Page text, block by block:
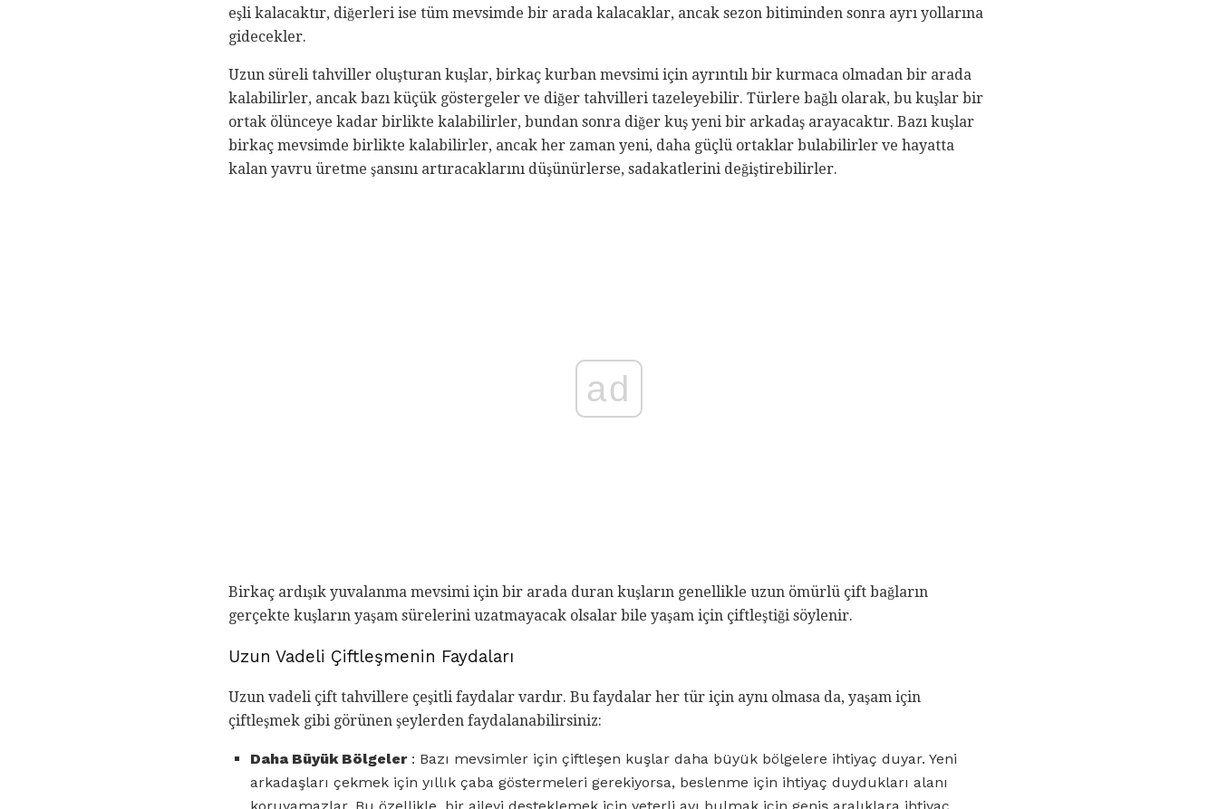
eşli kalacaktır, diğerleri ise tüm mevsimde bir arada kalacaklar, ancak sezon bitiminden sonra ayrı yollarına
gidecekler.
Uzun süreli tahviller oluşturan kuşlar, birkaç kurban mevsimi için ayrıntılı bir kurmaca olmadan bir arada
kalabilirler, ancak bazı küçük göstergeler ve diğer tahvilleri tazeleyebilir. Türlere bağlı olarak, bu kuşlar bir
ortak ölünceye kadar birlikte kalabilirler, bundan sonra diğer kuş yeni bir arkadaş arayacaktır. Bazı kuşlar
birkaç mevsimde birlikte kalabilirler, ancak her zaman yeni, daha güçlü ortaklar bulabilirler ve hayatta
kalan yavru üretme şansını artıracaklarını düşünürlerse, sadakatlerini değiştirebilirler.
ad
Birkaç ardışık yuvalanma mevsimi için bir arada duran kuşların genellikle uzun ömürlü çift bağların
gerçekte kuşların yaşam sürelerini uzatmayacak olsalar bile yaşam için çiftleştiği söylenir.
Uzun Vadeli Çiftleşmenin Faydaları
Uzun vadeli çift tahvillere çeşitli faydalar vardır. Bu faydalar her tür için aynı olmasa da, yaşam için
çiftleşmek gibi görünen şeylerden faydalanabilirsiniz:
Daha Büyük Bölgeler: Bazı mevsimler için çiftleşen kuşlar daha büyük bölgelere ihtiyaç duyar. Yeni
arkadaşları çekmek için yıllık çaba göstermeleri gerekiyorsa, beslenme için ihtiyaç duydukları alanı